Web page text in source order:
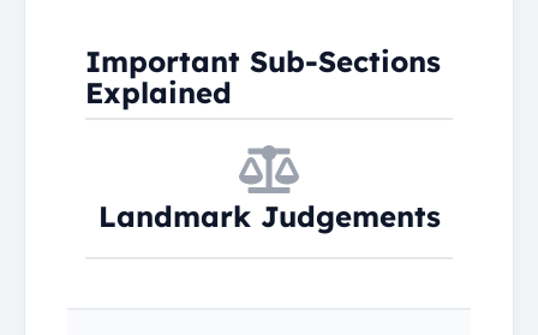
Important Sub-Sections
Explained
Landmark Judgements